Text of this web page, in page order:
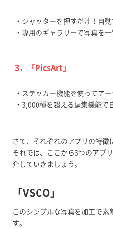
・シャッターを押すだけ！自
・専用のギャラリーで写真を一
3．「PicsArt」
・ステッカー機能を使ってア
・3,000種を超える編集機能で
さて、それぞれのアプリの特徴
それでは、ここから3つのアプ
介していきましょう。
「VSCO」
このシンプルな写真を加工で素
す。